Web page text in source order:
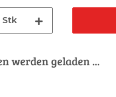
Stk
werden geladen ...